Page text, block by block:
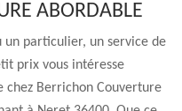
ABORDABLE
un particulier, un service de
prix vous intéresse
chez Berrichon Couverture